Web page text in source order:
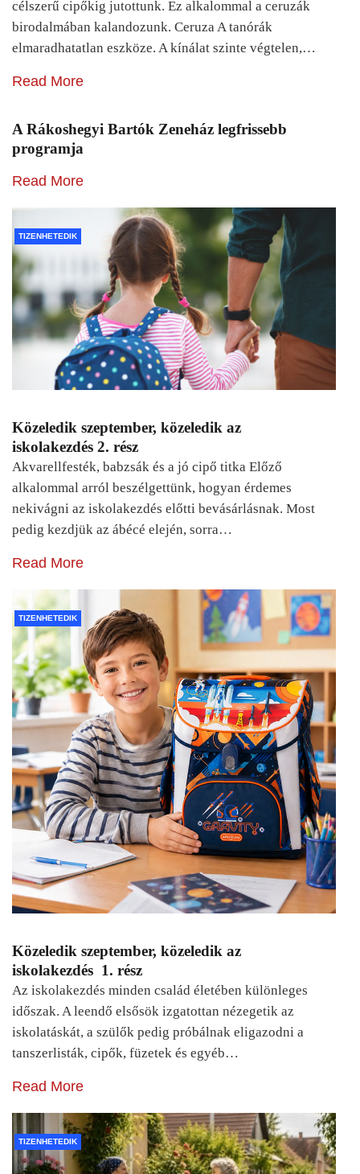
célszerű cipőkig jutottunk. Ez alkalommal a ceruzák
birodalmában kalandozunk. Ceruza A tanórák
elmaradhatatlan eszköze. A kínálat szinte végtelen,…
Read More
A Rákoshegyi Bartók Zeneház legfrissebb
programja
Read More
TIZENHETEDIK
Közeledik szeptember, közeledik az
iskolakezdés 2. rész
Akvarellfesték, babzsák és a jó cipő titka Előző
alkalommal arról beszélgettünk, hogyan érdemes
nekivágni az iskolakezdés előtti bevásárlásnak. Most
pedig kezdjük az ábécé elején, sorra…
Read More
TIZENHETEDIK
Közeledik szeptember, közeledik az
iskolakezdés 1. rész
Az iskolakezdés minden család életében különleges
időszak. A leendő elsősök izgatottan nézegetik az
iskolatáskát, a szülők pedig próbálnak eligazodni a
tanszerlisták, cipők, füzetek és egyéb…
Read More
TIZENHETEDIK